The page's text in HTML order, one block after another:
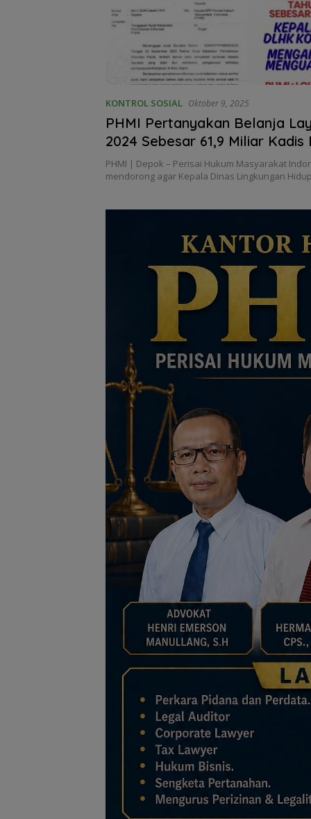
KONTROL SOSIAL Oktober 9, 2025
PHMI Pertanyakan Belanja
2024 Sebesar 61,9 Miliar Kadis
Depok Mengaku Belum
Namun Anggaran Belanja
PHMI | Depok – Perisai Hukum Masyarakat
mendorong agar Kepala Dinas Lingkungan